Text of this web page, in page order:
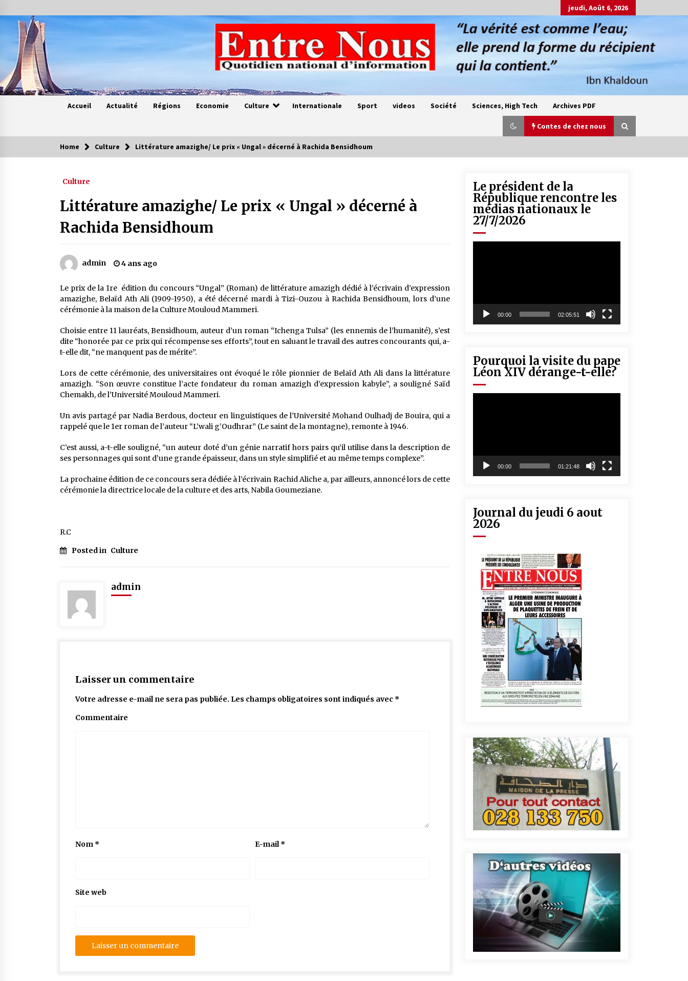
to
content
jeudi, Août 6, 2026
Accueil Actualité Régions Economie Culture Internationale Sport videos Société Sciences, High Tech Archives PDF
Contes de chez nous
Contes de chez nous
4 ans ago
Oum el Gaïla / L’ogresse du M’zab
4 ans ago
Mythes et croyances / L’hospitalité
5 ans ago
5 ans ago
du Sud algérien)
5 ans ago
vide
5 ans ago
contes et à quoi servent-ils?
5 ans ago
Home Culture Littérature amazighe/ Le prix « Ungal » décerné à Rachida Bensidhoum
Culture
Littérature amazighe/ Le prix « Ungal » décerné à
Rachida Bensidhoum
admin 4 ans ago
Le prix de la 1re édition du concours “Ungal” (Roman) de littérature amazigh dédié à l’écrivain d’expression
amazighe, Belaïd Ath Ali (1909-1950), a été décerné mardi à Tizi-Ouzou à Rachida Bensidhoum, lors d’une
cérémonie à la maison de la Culture Mouloud Mammeri.
Choisie entre 11 lauréats, Bensidhoum, auteur d’un roman “Ichenga Tulsa” (les ennemis de l’humanité), s’est
dite “honorée par ce prix qui récompense ses efforts”, tout en saluant le travail des autres concourants qui, a-
t-elle dit, “ne manquent pas de mérite”.
Lors de cette cérémonie, des universitaires ont évoqué le rôle pionnier de Belaïd Ath Ali dans la littérature
amazigh. “Son œuvre constitue l’acte fondateur du roman amazigh d’expression kabyle”, a souligné Saïd
Chemakh, de l’Université Mouloud Mammeri.
Un avis partagé par Nadia Berdous, docteur en linguistiques de l’Université Mohand Oulhadj de Bouira, qui a
rappelé que le 1er roman de l’auteur “L’wali g’Oudhrar” (Le saint de la montagne), remonte à 1946.
C’est aussi, a-t-elle souligné, “un auteur doté d’un génie narratif hors pairs qu’il utilise dans la description de
ses personnages qui sont d’une grande épaisseur, dans un style simplifié et au même temps complexe”.
La prochaine édition de ce concours sera dédiée à l’écrivain Rachid Aliche a, par ailleurs, annoncé lors de cette
cérémonie la directrice locale de la culture et des arts, Nabila Goumeziane.
R.C
Posted in Culture
admin
Laisser un commentaire
Votre adresse e-mail ne sera pas publiée. Les champs obligatoires sont indiqués avec *
Commentaire
Nom * E-mail*
Site web
Le président de la
République rencontre les
médias nationaux le
27/7/2026
00:00 02:05:51
Pourquoi la visite du pape
Léon XIV dérange-t-elle?
00:00 01:21:48
Journal du jeudi 6 aout
2026